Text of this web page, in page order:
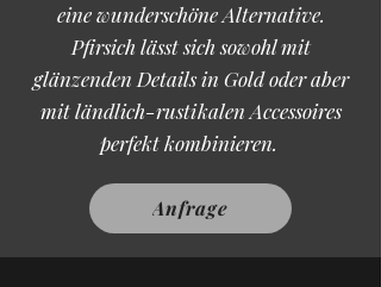
eine wunderschöne Alternative.
Pfirsich lässt sich sowohl mit
glänzenden Details in Gold oder aber
mit ländlich-rustikalen Accessoires
perfekt kombinieren.
Anfrage